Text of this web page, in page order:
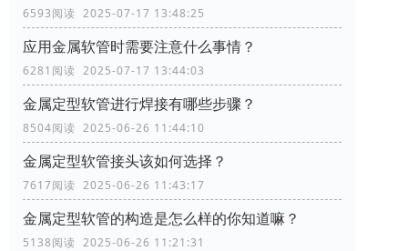
6593阅读 2025-07-17 13:48:25
应用金属软管时需要注意什么事情？
6281阅读 2025-07-17 13:44:03
金属定型软管进行焊接有哪些步骤？
8504阅读 2025-06-26 11:44:10
金属定型软管接头该如何选择？
7617阅读 2025-06-26 11:43:17
金属定型软管的构造是怎么样的你知道嘛？
5138阅读 2025-06-26 11:21:31